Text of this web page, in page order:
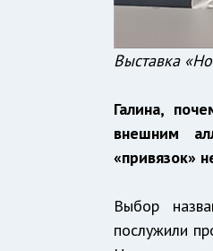
Выставка
Галина,
внешним
«привязок»
Выбор
послужили